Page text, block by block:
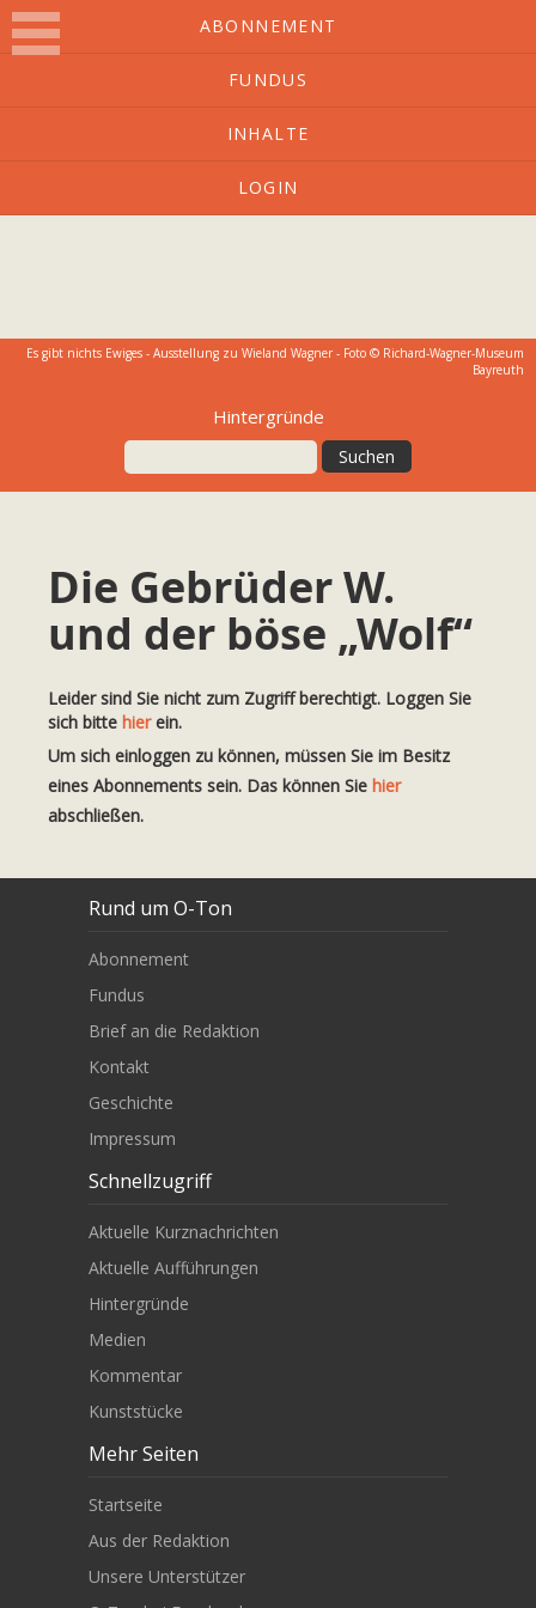
ABONNEMENT
FUNDUS
INHALTE
LOGIN
O-Ton
Kulturmagazin mit Charakter
Es gibt nichts Ewiges - Ausstellung zu Wieland Wagner - Foto © Richard-Wagner-Museum
Bayreuth
Hintergründe
Die Gebrüder W.
und der böse „Wolf“
Leider sind Sie nicht zum Zugriff berechtigt. Loggen Sie
sich bitte hierein.
Um sich einloggen zu können, müssen Sie im Besitz
eines Abonnements sein. Das können Sie hier
abschließen.
Rund um O-Ton
Abonnement
Fundus
Brief an die Redaktion
Kontakt
Geschichte
Impressum
Schnellzugriff
Aktuelle Kurznachrichten
Aktuelle Aufführungen
Hintergründe
Medien
Kommentar
Kunststücke
Mehr Seiten
Startseite
Aus der Redaktion
Unsere Unterstützer